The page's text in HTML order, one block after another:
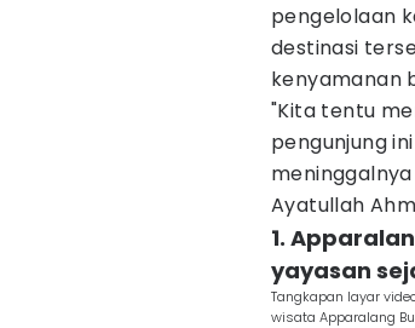
pengelolaan
destinasi
kenyamanan
"Kita tentu
pengunjung
Ayatullah
1.
yayasan
Tangkapan layar
wisata Apparalang